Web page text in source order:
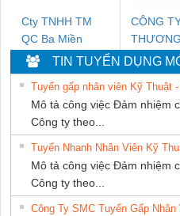
Cty TNHH TM
QC Ba Miền
CÔNG
DỊCH VỤ
THUẬT
GIA
PHÁT
TIN TUYỂN DỤNG
Tuyển gấp nhân viên Kỹ Thuật
Mô tả công việc Đảm nhiệm
Công ty theo...
Tuyển Nhanh Nhân Viên Kỹ
Mô tả công việc Đảm nhiệm
Công ty theo...
Công Ty SMC Tuyển Gấp